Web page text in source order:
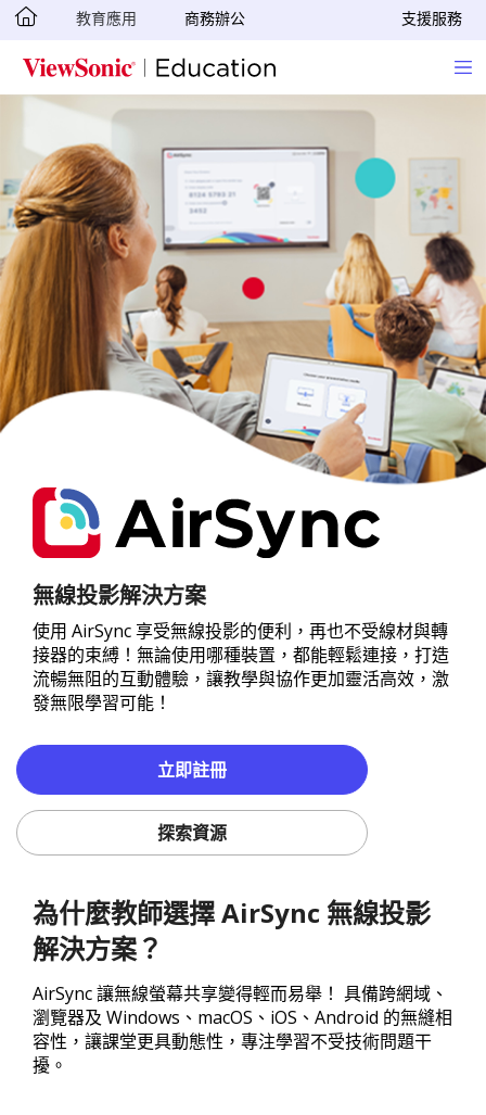
Skip to main content
教育應用 商務辦公 支援服務
無線投影解決方案
使用 AirSync 享受無線投影的便利，再也不受線材與轉
接器的束縛！無論使用哪種裝置，都能輕鬆連接，打造
流暢無阻的互動體驗，讓教學與協作更加靈活高效，激
發無限學習可能！
立即註冊
探索資源
為什麼教師選擇 AirSync 無線投影
解決方案？
AirSync 讓無線螢幕共享變得輕而易舉！ 具備跨網域、
瀏覽器及 Windows、macOS、iOS、Android 的無縫相
容性，讓課堂更具動態性，專注學習不受技術問題干
擾。